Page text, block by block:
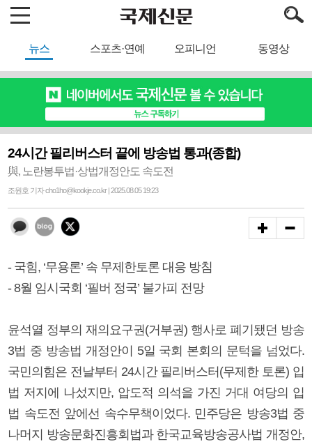
뉴스 스포츠·연예 오피니언 동영상
24시간 필리버스터 끝에 방송법 통과(종합)
與, 노란봉투법·상법개정안도 속도전
조원호 기자 cho1ho@kookje.co.kr | 2025.08.05 19:23
- 국힘, ‘무용론’ 속 무제한토론 대응 방침
- 8월 임시국회 ‘필버 정국’ 불가피 전망
윤석열 정부의 재의요구권(거부권) 행사로 폐기됐던 방송
3법 중 방송법 개정안이 5일 국회 본회의 문턱을 넘었다.
국민의힘은 전날부터 24시간 필리버스터(무제한 토론) 입
법 저지에 나섰지만, 압도적 의석을 가진 거대 여당의 입
법 속도전 앞에선 속수무책이었다. 민주당은 방송3법 중
나머지 방송문화진흥회법과 한국교육방송공사법 개정안,